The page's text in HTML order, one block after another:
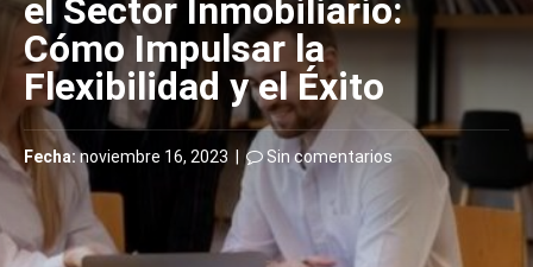
el Sector Inmobiliario:
Cómo Impulsar la
Flexibilidad y el Éxito
Fecha:noviembre 16, 2023 | Sin comentarios